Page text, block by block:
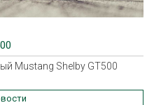
Mustang Shelby GT500